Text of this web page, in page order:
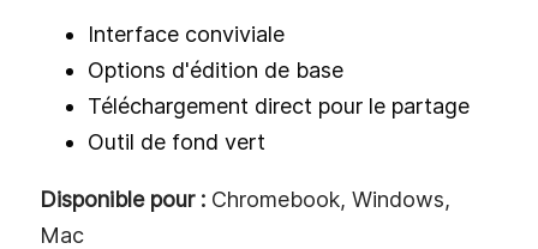
Interface conviviale
Options d'édition de base
Téléchargement direct pour le partage
Outil de fond vert
Disponible pour : Chromebook, Windows,
Mac